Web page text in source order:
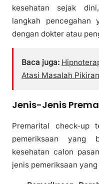
kesehatan sejak
langkah pencegahan
dengan dokter atau
Baca juga:
Atasi Masalah
Jenis-Jenis
Premarital check-up
pemeriksaan yang
kesehatan calon
jenis pemeriksaan